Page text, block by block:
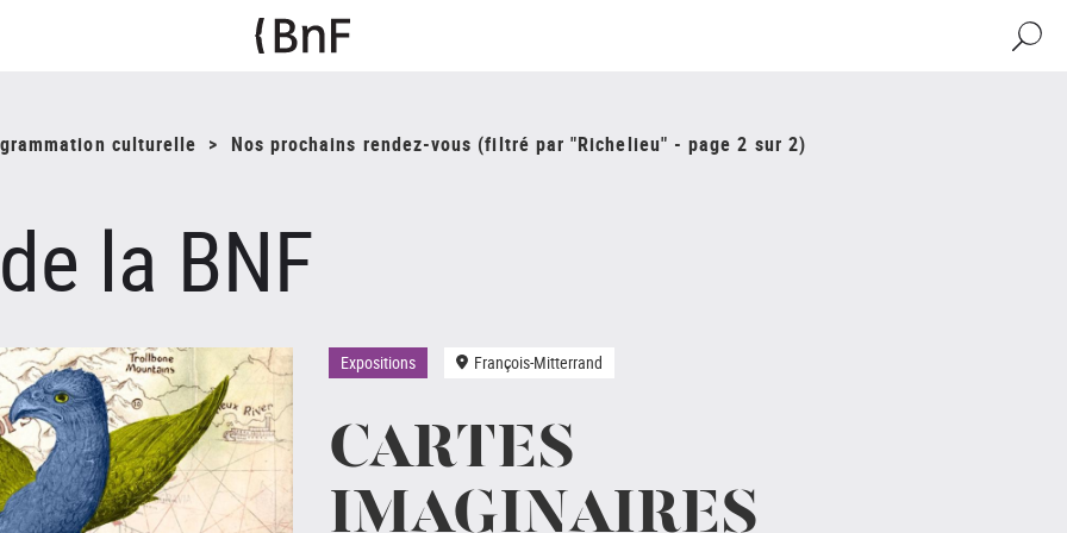
culturelle Nos prochains rendez-vous (filtré par "Richelieu" - page 2 sur 2)
la BNF
Expositions François-Mitterrand
CARTES
IMAGINAIRES